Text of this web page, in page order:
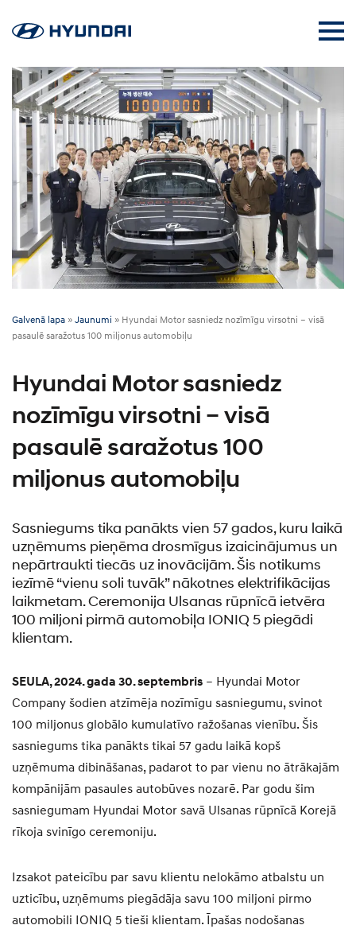
Galvenā lapa » Jaunumi » Hyundai Motor sasniedz nozīmīgu virsotni – visā
pasaulē saražotus 100 miljonus automobiļu
Hyundai Motor sasniedz
nozīmīgu virsotni – visā
pasaulē saražotus 100
miljonus automobiļu
Sasniegums tika panākts vien 57 gados, kuru laikā
uzņēmums pieņēma drosmīgus izaicinājumus un
nepārtraukti tiecās uz inovācijām. Šis notikums
iezīmē “vienu soli tuvāk” nākotnes elektrifikācijas
laikmetam. Ceremonija Ulsanas rūpnīcā ietvēra
100 miljoni pirmā automobiļa IONIQ 5 piegādi
klientam.
SEULA, 2024. gada 30. septembris – Hyundai Motor
Company šodien atzīmēja nozīmīgu sasniegumu, svinot
100 miljonus globālo kumulatīvo ražošanas vienību. Šis
sasniegums tika panākts tikai 57 gadu laikā kopš
uzņēmuma dibināšanas, padarot to par vienu no ātrākajām
kompānijām pasaules autobūves nozarē. Par godu šim
sasniegumam Hyundai Motor savā Ulsanas rūpnīcā Korejā
rīkoja svinīgo ceremoniju.
Izsakot pateicību par savu klientu nelokāmo atbalstu un
uzticību, uzņēmums piegādāja savu 100 miljoni pirmo
automobili IONIQ 5 tieši klientam. Īpašas nodošanas